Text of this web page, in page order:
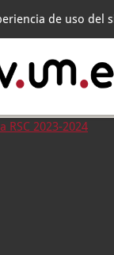
de uso